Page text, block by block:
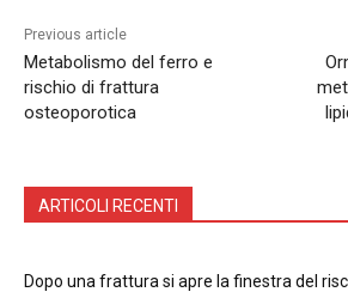
Previous article
Metabolismo del ferro e
rischio di frattura
osteoporotica
ARTICOLI RECENTI
Dopo una frattura si apre la finestra del